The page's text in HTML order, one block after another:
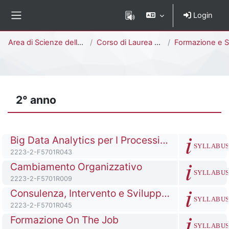
Login
Area di Scienze della Formazione Corso di Laurea Magistrale Formazione e Sviluppo delle Risorse Umane [F5703R -
2° anno
Titolo del corso Big Data Analytics per I Processi Decisionali
Codice identificativo del corso
2223-2-F5701R043
SYLLABUS
Titolo del corso
Cambiamento Organizzativo
Codice identificativo del corso
2223-2-F5701R009
SYLLABUS
Titolo del corso Consulenza, Intervento e Sviluppo Organizzativo
Codice identificativo del corso
2223-2-F5701R045
SYLLABUS
Titolo del corso
Formazione On The Job SYLLABUS